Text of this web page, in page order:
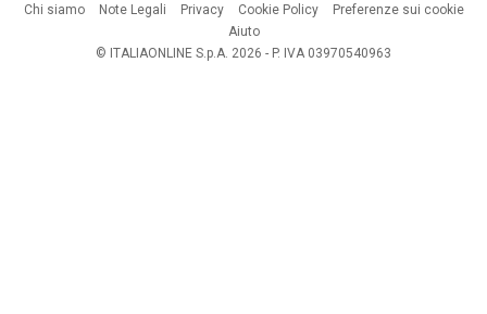
Chi siamo Note Legali Privacy Cookie Policy
Preferenze sui cookie
Aiuto
© ITALIAONLINE S.p.A. 2026 - P. IVA 03970540963